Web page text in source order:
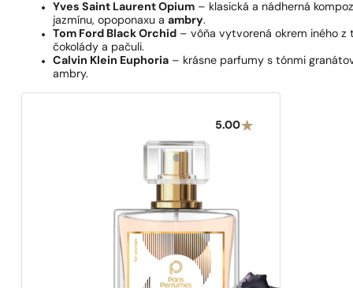
Yves Saint Laurent Opium – klasická a nádherná
jazmínu, opoponaxu aambry.
Tom Ford Black Orchid – vôňa vytvorená okrem iného z
čokolády a pačuli.
Calvin Klein Euphoria – krásne parfumy s tónmi
ambry.
5.00